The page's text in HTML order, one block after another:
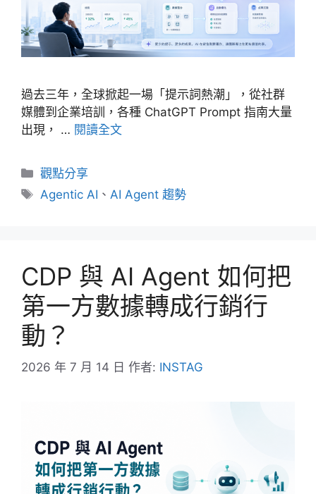
過去三年，全球掀起一場「提示詞熱潮」，從社群
媒體到企業培訓，各種 ChatGPT Prompt 指南大量
出現， … 閱讀全文
分
類
觀點分享
標
Agentic AI 、AI Agent 趨勢
CDP 與 AI Agent 如何把
第一方數據轉成行銷行
動？
2026 年 7 月 14 日 作者: INSTAG